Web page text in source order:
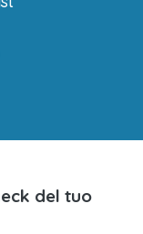
del tuo